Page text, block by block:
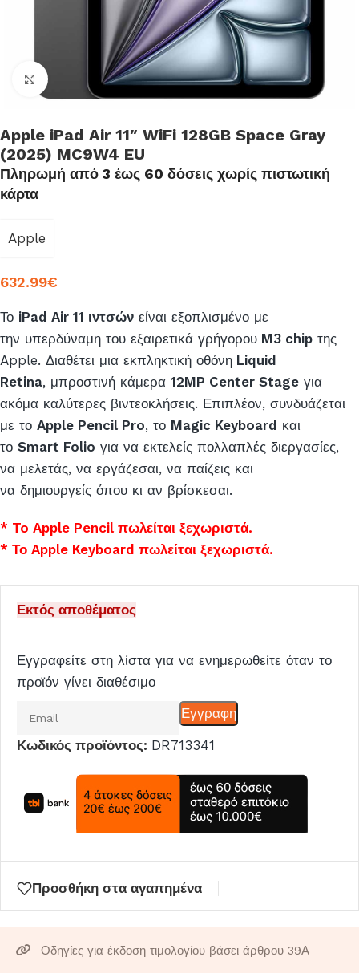
Click to enlarge
Apple iPad Air 11″ WiFi 128GB Space Gray
(2025) MC9W4 EU
Πληρωμή από 3 έως 60 δόσεις χωρίς πιστωτική
κάρτα
Apple
632.99€
Το iPad Air 11 ιντσών είναι εξοπλισμένο με
την υπερδύναμη του εξαιρετικά γρήγορου M3 chip της
Apple. Διαθέτει μια εκπληκτική οθόνη Liquid
Retina, μπροστινή κάμερα 12MP Center Stage για
ακόμα καλύτερες βιντεοκλήσεις. Επιπλέον, συνδυάζεται
με το Apple Pencil Pro, το Magic Keyboard και
το Smart Folio για να εκτελείς πολλαπλές διεργασίες,
να μελετάς, να εργάζεσαι, να παίζεις και
να δημιουργείς όπου κι αν βρίσκεσαι.
* To Apple Pencil πωλείται ξεχωριστά.
* Το Apple Keyboard πωλείται ξεχωριστά.
Εκτός αποθέματος
Εγγραφείτε στη λίστα για να ενημερωθείτε όταν το
προϊόν γίνει διαθέσιμο
email
για
να
αναμονής
αυτό
Εγγραφη
Κωδικός προϊόντος: DR713341
Προσθήκη στα αγαπημένα
Οδηγίες για έκδοση τιμολογίου βάσει άρθρου 39Α